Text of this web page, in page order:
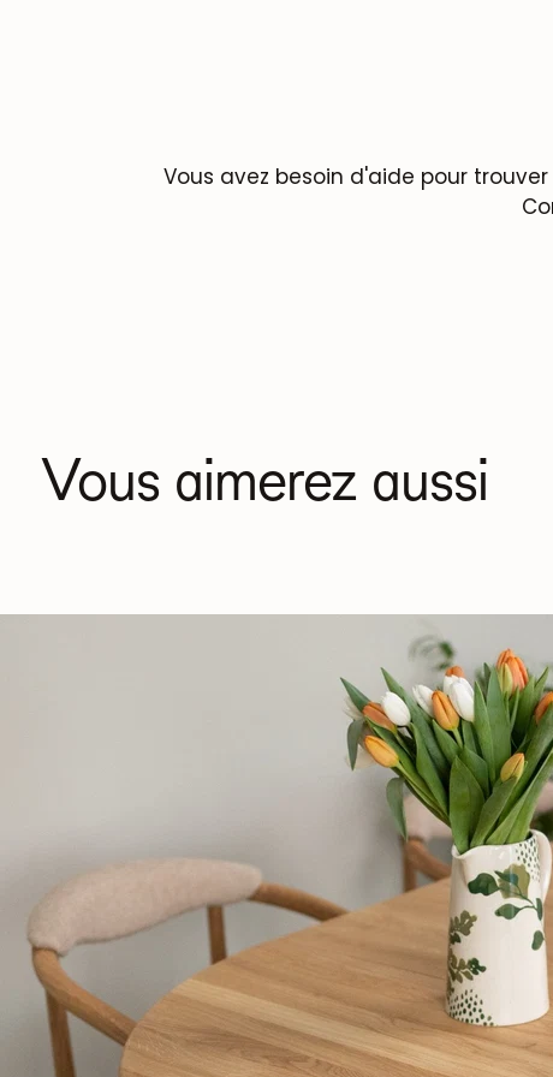
Vous avez besoin d'aide pour
Vous aimerez aussi